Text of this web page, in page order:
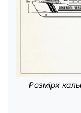
Розміри